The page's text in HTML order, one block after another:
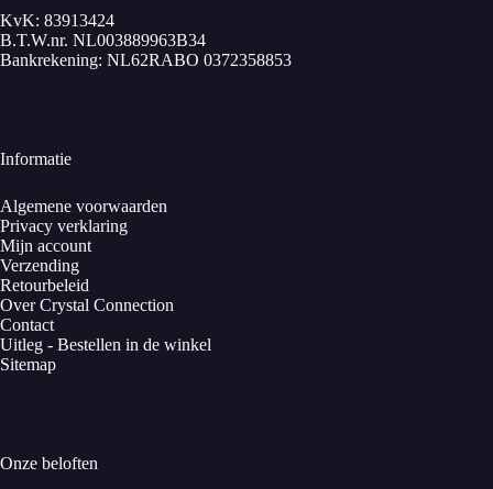
KvK: 83913424
B.T.W.nr. NL003889963B34
Bankrekening: NL62RABO 0372358853
Informatie
Algemene voorwaarden
Privacy verklaring
Mijn account
Verzending
Retourbeleid
Over Crystal Connection
Contact
Uitleg - Bestellen in de winkel
Sitemap
Onze beloften